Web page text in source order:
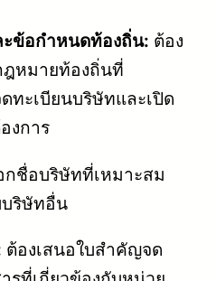
ข้อกำหนดท้องถิ่น: ต้อง
ฎหมายท้องถิ่นที่
ทะเบียนบริษัทและเปิด
งการ
กชื่อบริษัทที่เหมาะสม
ริษัทอื่น
ต้องเสนอใบสำคัญจด